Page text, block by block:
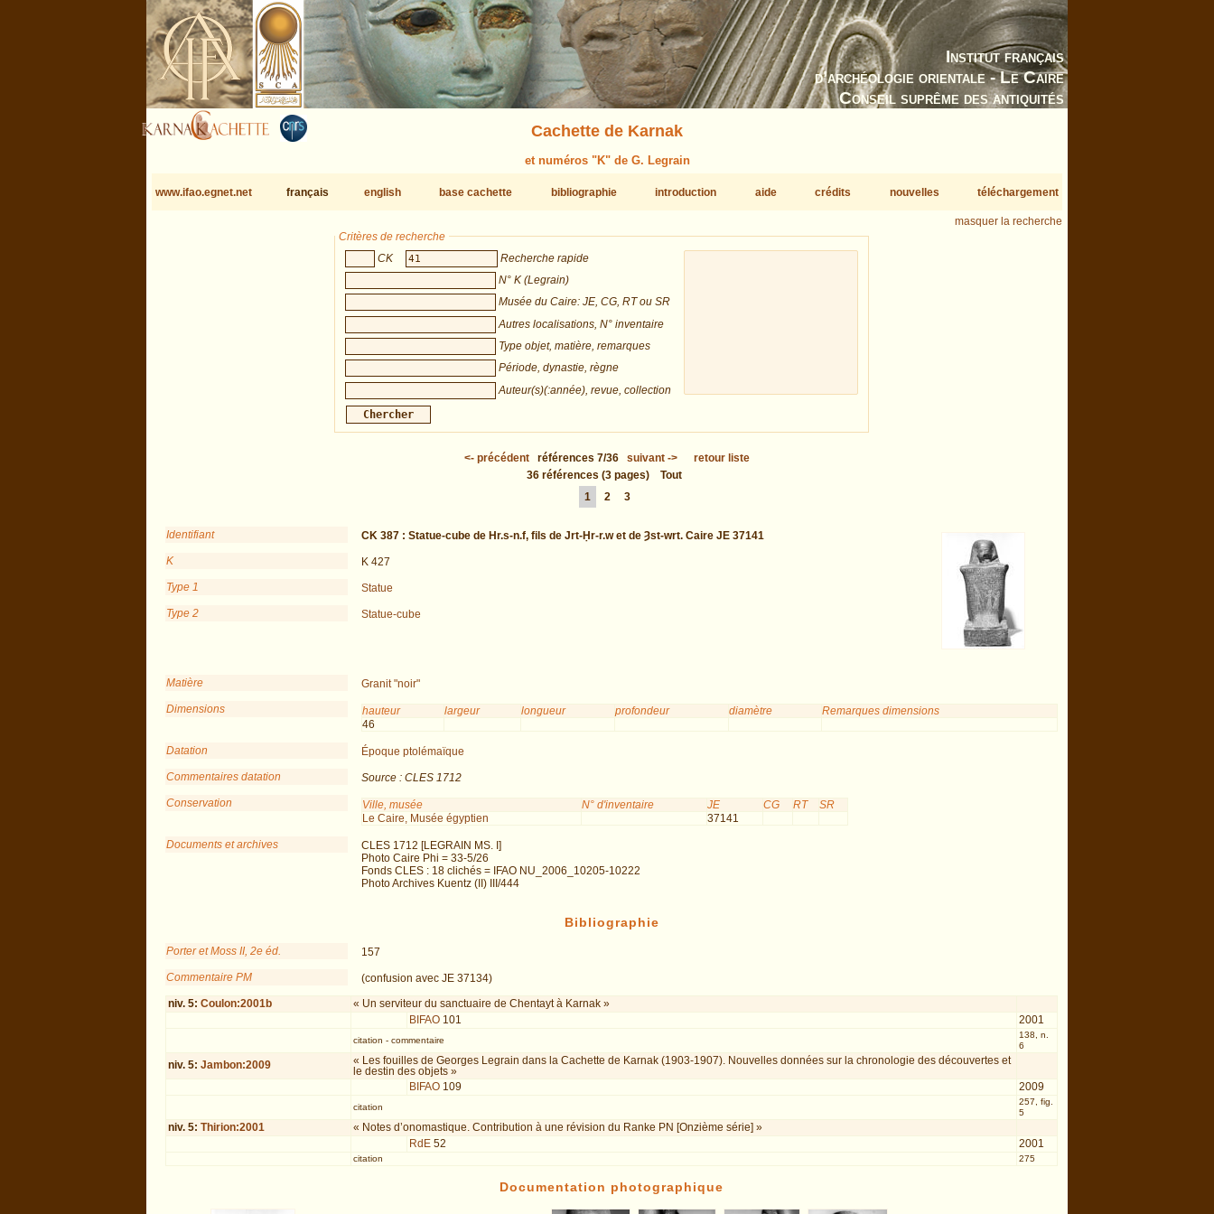
Institut français
d’archéologie orientale - Le Caire
Conseil suprême des antiquités
Cachette de Karnak
et numéros "K" de G. Legrain
www.ifao.egnet.net français english base cachette bibliographie introduction aide crédits nouvelles téléchargement
masquer la recherche
Critères de recherche
CK
Recherche rapide
N° K (Legrain)
Musée du Caire: JE, CG, RT ou SR
Autres localisations, N° inventaire
Type objet, matière, remarques
Période, dynastie, règne
Auteur(s)(:année), revue, collection
<- précédent références 7/36 suivant ->
retour liste
36 références (3 pages)
Tout
1
2 3
Identifiant CK 387 : Statue-cube de Hr.s-n.f, fils de Jrt-Ḥr-r.w et de Ȝst-wrt. Caire JE 37141
K
K 427
Type 1
Statue
Type 2
Statue-cube
Matière
Granit "noir"
Dimensions
hauteur largeur longueur profondeur diamètre
Remarques dimensions
46
Datation
Époque ptolémaïque
Commentaires datation
Source : CLES 1712
Conservation
Ville, musée N° d'inventaire JE CG RT
SR
Le Caire, Musée égyptien
37141
Documents et archives
CLES 1712 [LEGRAIN MS. I]
Photo Caire Phi = 33-5/26
Fonds CLES : 18 clichés = IFAO NU_2006_10205-10222
Photo Archives Kuentz (II) III/444
Bibliographie
Porter et Moss II, 2e éd.
157
Commentaire PM
(confusion avec JE 37134)
niv. 5:Coulon:2001b
« Un serviteur du sanctuaire de Chentayt à Karnak »
BIFAO 101 2001
citation - commentaire
138, n.
6
niv. 5:Jambon:2009
« Les fouilles de Georges Legrain dans la Cachette de Karnak (1903-1907). Nouvelles données sur la chronologie des découvertes et
le destin des objets »
BIFAO 109 2009
citation
257, fig.
5
niv. 5:Thirion:2001
« Notes d’onomastique. Contribution à une révision du Ranke PN [Onzième série] »
RdE 52 2001
citation 275
Documentation photographique